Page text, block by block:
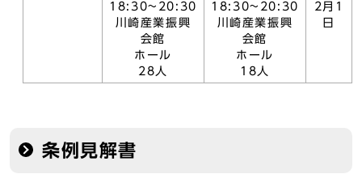
18:30~20:30
川崎産業振興
会館
ホール
28人
18:30~20:30
川崎産業振興
会館
ホール
18人
2月1
日
条例見解書